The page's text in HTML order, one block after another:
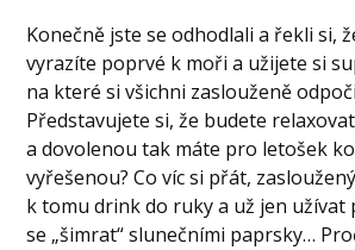
Konečně jste se odhodlali a řekli si,
vyrazíte poprvé k moři a užijete si
na které si všichni zaslouženě
Představujete si, že budete
a dovolenou tak máte pro letošek
vyřešenou? Co víc si přát,
k tomu drink do ruky a už jen užívat
se „šimrat“ slunečními paprsky…